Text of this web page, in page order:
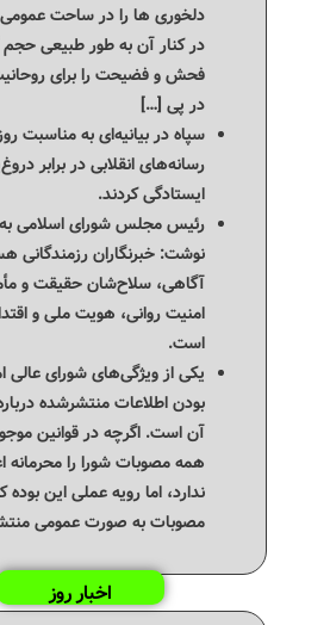
دلخوری ها را در ساحت
در کنار آن به طور طبیعی حجم
فحش و فضیحت را برای
در پی […]
سپاه در بیانیه‌ای به مناسبت
رسانه‌های انقلابی در برابر
ایستادگی کردند.
رئیس مجلس شورای اسلامی به
نوشت: خبرنگاران رزمندگانی
آگاهی، سلاح‌شان حقیقت و
امنیت روانی، هویت ملی و
است.
یکی از ویژگی‌های شورای عالی
بودن اطلاعات منتشرشده
آن است. اگرچه در قوانین
همه مصوبات شورا را محرمانه
ندارد، اما رویه عملی این
مصوبات به صورت عمومی
اخبار روز